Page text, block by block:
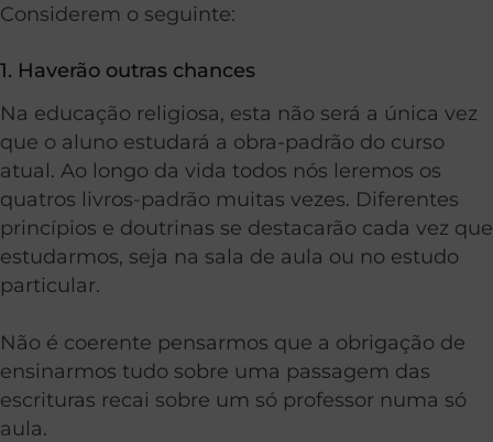
Considerem o seguinte:
1. Haverão outras chances
Na educação religiosa, esta não será a única vez
que o aluno estudará a obra-padrão do curso
atual. Ao longo da vida todos nós leremos os
quatros livros-padrão muitas vezes. Diferentes
princípios e doutrinas se destacarão cada vez que
estudarmos, seja na sala de aula ou no estudo
particular.
Não é coerente pensarmos que a obrigação de
ensinarmos tudo sobre uma passagem das
escrituras recai sobre um só professor numa só
aula.